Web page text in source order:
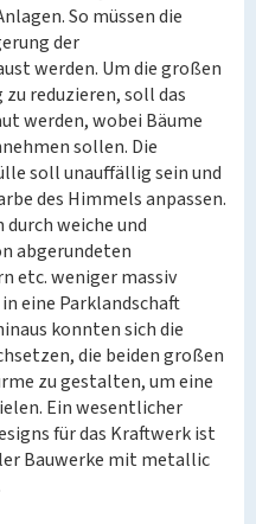
So müssen die
der
werden. Um die großen
reduzieren, soll das
werden, wobei Bäume
sollen. Die
soll unauffällig sein und
des Himmels anpassen.
weiche und
abgerundeten
etc. weniger massiv
eine Parklandschaft
konnten sich die
die beiden großen
zu gestalten, um eine
Ein wesentlicher
für das Kraftwerk ist
Bauwerke mit metallic